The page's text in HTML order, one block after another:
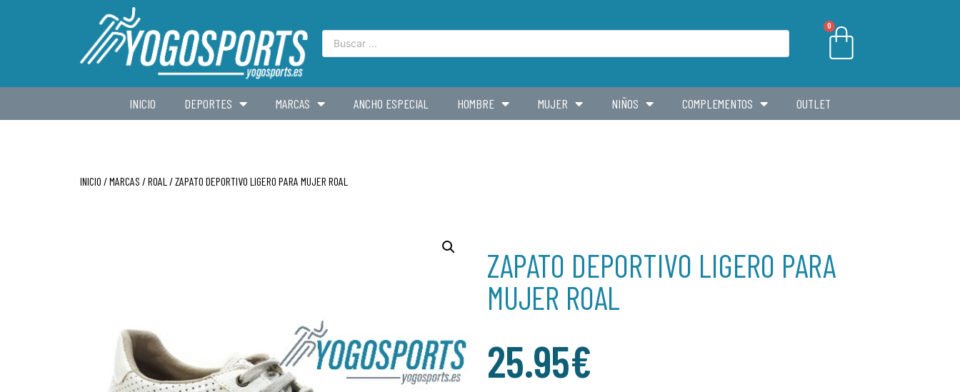
0
INICIO DEPORTES MARCAS ANCHO ESPECIAL HOMBRE MUJER NIÑOS COMPLEMENTOS OUTLET
INICIO /MARCAS /ROAL / ZAPATO DEPORTIVO LIGERO PARA MUJER ROAL
ZAPATO DEPORTIVO LIGERO PARA
MUJER ROAL
25.95€